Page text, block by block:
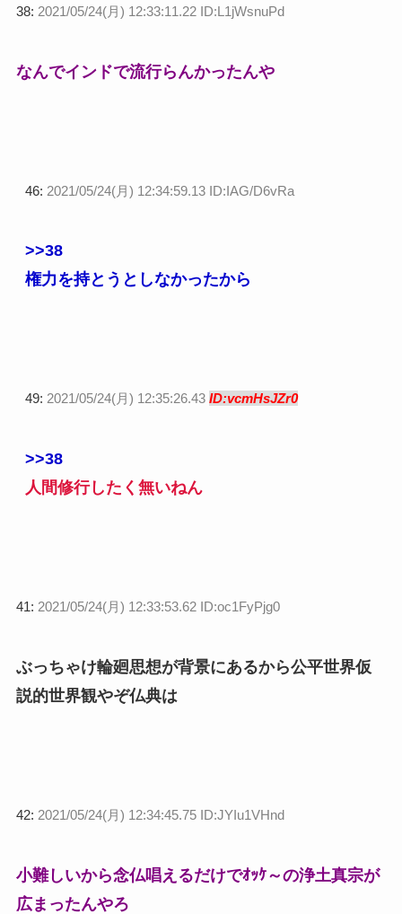
38: 2021/05/24(月) 12:33:11.22 ID:L1jWsnuPd
なんでインドで流行らんかったんや
46: 2021/05/24(月) 12:34:59.13 ID:IAG/D6vRa
>>38
権力を持とうとしなかったから
49: 2021/05/24(月) 12:35:26.43 ID:vcmHsJZr0
>>38
人間修行したく無いねん
41: 2021/05/24(月) 12:33:53.62 ID:oc1FyPjg0
ぶっちゃけ輪廻思想が背景にあるから公平世界仮
説的世界観やぞ仏典は
42: 2021/05/24(月) 12:34:45.75 ID:JYIu1VHnd
小難しいから念仏唱えるだけでｵｯｹ～の浄土真宗が
広まったんやろ